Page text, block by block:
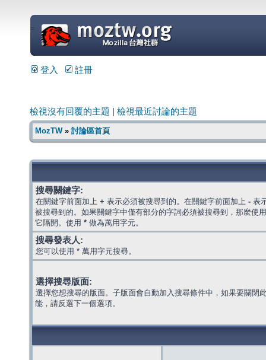
=
登入 註冊
檢視沒有回覆的主題 檢視最近討論的主題
MozTW» 討論區首頁
搜尋關鍵字:
在關鍵字前面加上 + 表示必須被搜尋到的。在關鍵字前面加上 - 表
被搜尋到的。如果關鍵字中僅有部分的字詞必須被搜尋到，那麼使
它隔開。使用 * 做為萬用字元。
搜尋發表人:
您可以使用 * 萬用字元搜尋。
選擇搜尋版面:
選擇您想搜尋的版面。子版面會自動加入搜尋條件中，如果要關閉
能，請反選下一個選項。